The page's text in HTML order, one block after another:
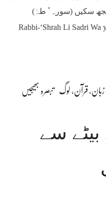
سکیں (سورہٴ طہٰ)
Rabbi-‘Shrah Li Sadri Wa
زبان، قرآن، لوگ تبصرہ بھیجیں
سے